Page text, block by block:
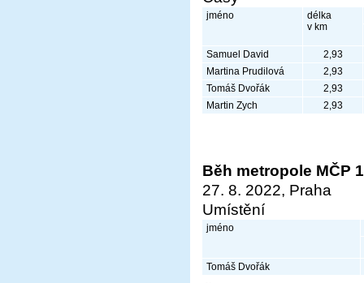
jméno
délka
v km
Samuel David
2,93
Martina Prudilová
2,93
Tomáš Dvořák
2,93
Martin Zych
2,93
Běh metropole MČP
27. 8. 2022, Praha
Umístění
jméno
Tomáš Dvořák